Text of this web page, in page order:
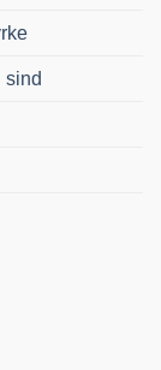
sind